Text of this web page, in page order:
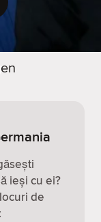
ieși cu ei?
de